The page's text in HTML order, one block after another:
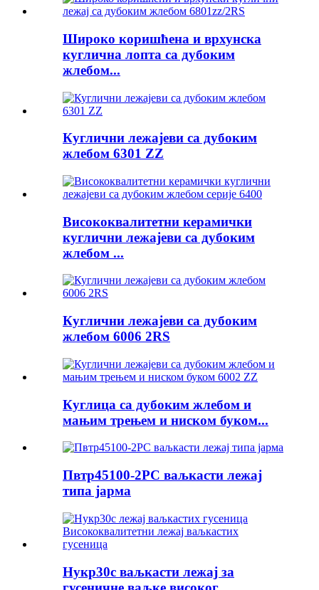
Широко коришћена и врхунска
куглична лопта са дубоким
жлебом...
Куглични лежајеви са дубоким
жлебом 6301 ZZ
Висококвалитетни керамички
куглични лежајеви са дубоким
жлебом ...
Куглични лежајеви са дубоким
жлебом 6006 2RS
Куглица са дубоким жлебом и
мањим трењем и ниском буком...
Пвтр45100-2РС ваљкасти лежај
типа јарма
Нукр30с ваљкасти лежај за